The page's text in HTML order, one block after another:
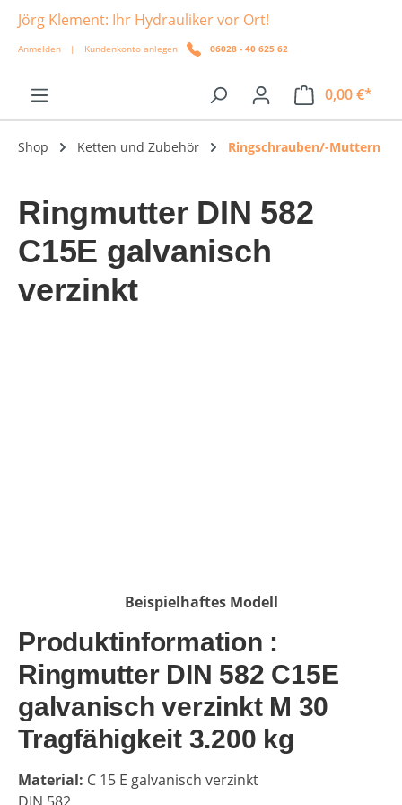
springen
Jörg Klement: Ihr Hydrauliker vor Ort!
Anmelden | Kundenkonto anlegen 06028 - 40 625 62
0,00 €*
Shop Ketten und Zubehör Ringschrauben/-Muttern
Ringmutter DIN 582
C15E galvanisch
verzinkt
Beispielhaftes Modell
Produktinformation :
Ringmutter DIN 582 C15E
galvanisch verzinkt M 30
Tragfähigkeit 3.200 kg
Material: C 15 E galvanisch verzinkt